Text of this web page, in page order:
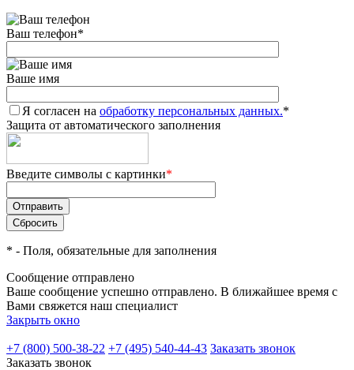
Ваш телефон*
Ваше имя
Я согласен на обработку персональных данных.*
Защита от автоматического заполнения
Введите символы с картинки*
* - Поля, обязательные для заполнения
Сообщение отправлено
Ваше сообщение успешно отправлено. В ближайшее время с
Вами свяжется наш специалист
Закрыть окно
+7 (800) 500-38-22 +7 (495) 540-44-43 Заказать звонок
Заказать звонок